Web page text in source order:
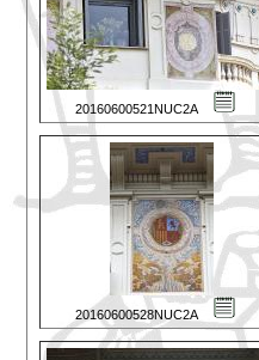
20160600521NUC2A
20160600528NUC2A